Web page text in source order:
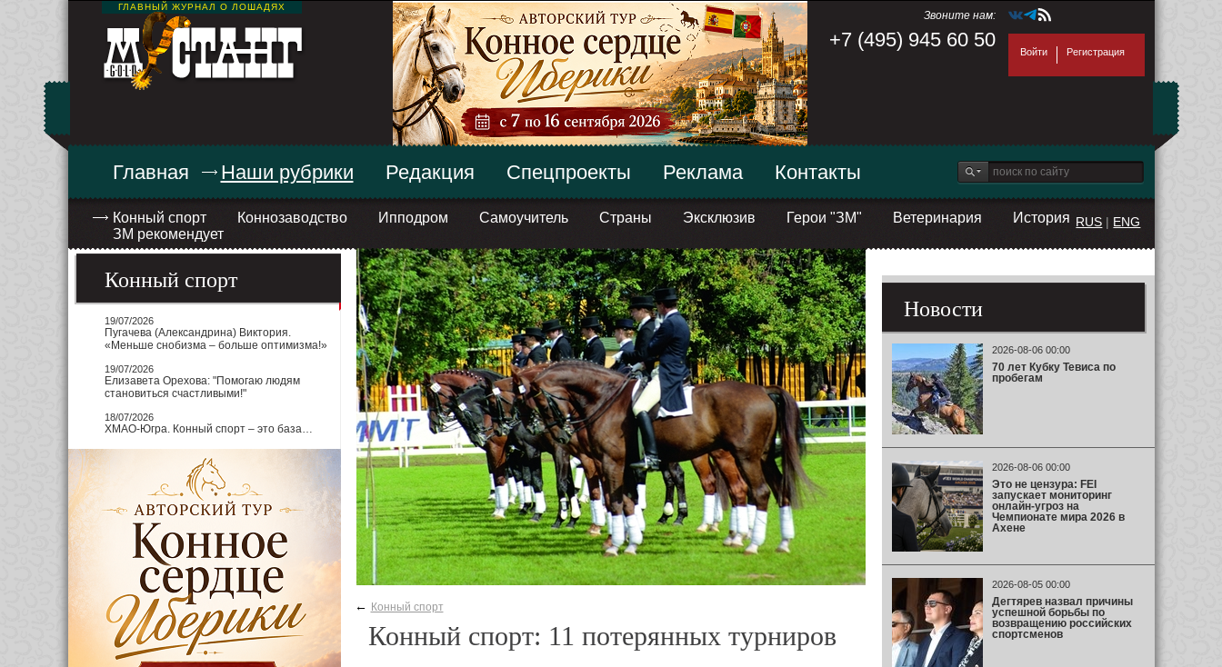
ГЛАВНЫЙ ЖУРНАЛ О ЛОШАДЯХ
Звоните нам:
+7 (495) 945 60 50
Войти Регистрация
Главная Наши рубрики
Конный спорт Коннозаводство Ипподром Самоучитель Страны Эксклюзив Герои "ЗМ" Ветеринария
История
ЗМ рекомендует
Редакция Спецпроекты Реклама Контакты
RUS | ENG
Конный спорт
19/07/2026
Пугачева (Александрина) Виктория.
«Меньше снобизма – больше оптимизма!»
19/07/2026
Елизавета Орехова: "Помогаю людям
становиться счастливыми!"
18/07/2026
ХМАО-Югра. Конный спорт – это база…
← Конный спорт
Конный спорт: 11 потерянных турниров
Новости
2026-08-06 00:00
70 лет Кубку Тевиса по
пробегам
2026-08-06 00:00
Это не цензура: FEI
запускает мониторинг
онлайн-угроз на
Чемпионате мира 2026 в
Ахене
2026-08-05 00:00
Дегтярев назвал причины
успешной борьбы по
возвращению российских
спортсменов